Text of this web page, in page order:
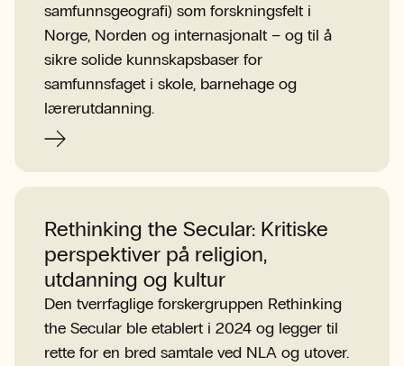
samfunnsgeografi) som forskningsfelt i
Norge, Norden og internasjonalt – og til å
sikre solide kunnskapsbaser for
samfunnsfaget i skole, barnehage og
lærerutdanning.
Rethinking the Secular: Kritiske
perspektiver på religion,
utdanning og kultur
Den tverrfaglige forskergruppen Rethinking
the Secular ble etablert i 2024 og legger til
rette for en bred samtale ved NLA og utover.